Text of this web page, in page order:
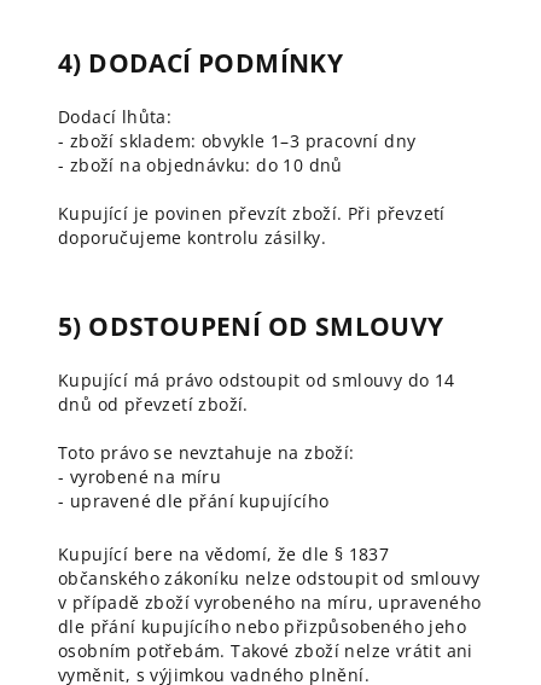
4) DODACÍ PODMÍNKY
Dodací lhůta:
- zboží skladem: obvykle 1–3 pracovní dny
- zboží na objednávku: do 10 dnů
Kupující je povinen převzít zboží. Při převzetí
doporučujeme kontrolu zásilky.
5) ODSTOUPENÍ OD SMLOUVY
Kupující má právo odstoupit od smlouvy do 14
dnů od převzetí zboží.
Toto právo se nevztahuje na zboží:
- vyrobené na míru
- upravené dle přání kupujícího
Kupující bere na vědomí, že dle § 1837
občanského zákoníku nelze odstoupit od smlouvy
v případě zboží vyrobeného na míru, upraveného
dle přání kupujícího nebo přizpůsobeného jeho
osobním potřebám. Takové zboží nelze vrátit ani
vyměnit, s výjimkou vadného plnění.